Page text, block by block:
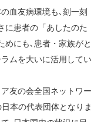
血友病環境も､刻一刻
に患者の「あしたのた
めにも､患者・家族がと
ムを大いに活用してい
友の会全国ネットワー
本の代表団体となりま